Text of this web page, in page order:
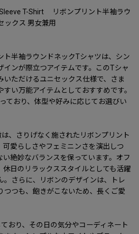
T-Shirt リボンプリント半袖ラウ
ックス 男女兼用
ト半袖ラウンドネックTシャツは、シン
インが際立つアイテムです。このTシャ
いただけるユニセックス仕様で、さま
い万能アイテムとしておすすめです。
ており、体型や好みに応じてお選びい
、さりげなく施されたリボンプリント
可愛らしさやフェミニンさを演出しつ
絶妙なバランスを保っています。オフ
休日のリラックススタイルとしても活躍
。さらに、リボンのデザインは、トレ
つつも、飽きがこないため、長くご愛
おり、その日の気分やコーディネート